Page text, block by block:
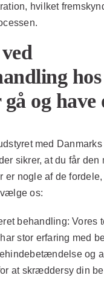
hvilket
hos
og have
med
sikrer, at du får den
er nogle af de
os:
behandling: Vores
stor erfaring med
og
at skræddersy din